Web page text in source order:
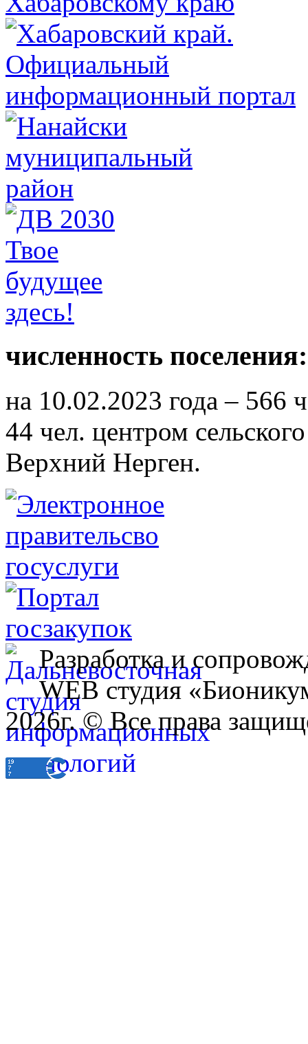
численность поселения:
на 10.02.2023 года – 566
44 чел. центром
Верхний Нерген.
Разработка и
WEB студия
2026г. © Все права